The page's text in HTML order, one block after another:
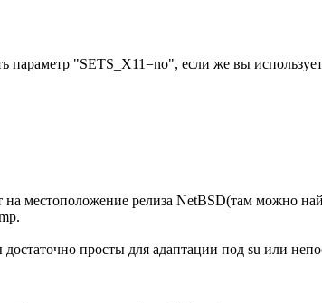
параметр "SETS_X11=no", если же вы
местоположение релиза NetBSD(там можно
просты для адаптации под su или